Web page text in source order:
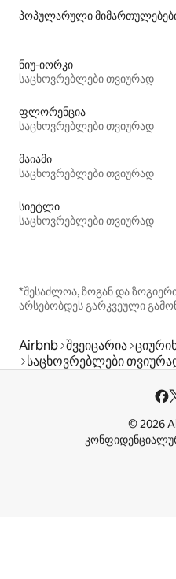
პოპულარული
ნიუ-იორკი
საცხოვრებლები თვიურად
ფლორენცია
საცხოვრებლები თვიურად
მაიამი
საცხოვრებლები თვიურად
სიეტლი
საცხოვრებლები თვიურად
*შესაძლოა, ზოგან და
არსებობდეს გარკვეული
Airbnb შვეიცარია
საცხოვრებლები
© 2026